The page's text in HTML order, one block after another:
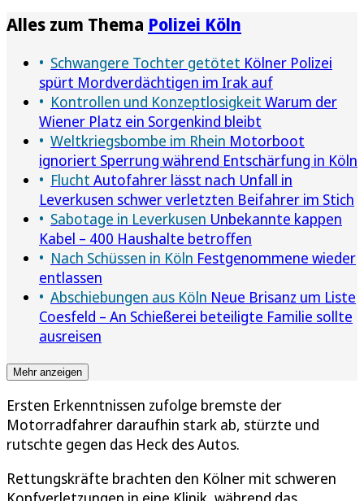
Alles zum Thema Polizei Köln
Schwangere Tochter getötet Kölner Polizei
spürt Mordverdächtigen im Irak auf
Kontrollen und Konzeptlosigkeit Warum der
Wiener Platz ein Sorgenkind bleibt
Weltkriegsbombe im Rhein Motorboot
ignoriert Sperrung während Entschärfung in Köln
Flucht Autofahrer lässt nach Unfall in
Leverkusen schwer verletzten Beifahrer im Stich
Sabotage in Leverkusen Unbekannte kappen
Kabel – 400 Haushalte betroffen
Nach Schüssen in Köln Festgenommene wieder
entlassen
Abschiebungen aus Köln Neue Brisanz um Liste
Coesfeld – An Schießerei beteiligte Familie sollte
ausreisen
Mehr anzeigen
Ersten Erkenntnissen zufolge bremste der
Motorradfahrer daraufhin stark ab, stürzte und
rutschte gegen das Heck des Autos.
Rettungskräfte brachten den Kölner mit schweren